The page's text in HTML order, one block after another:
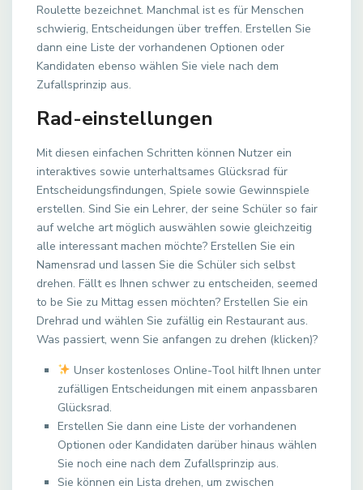
Roulette bezeichnet. Manchmal ist es für Menschen
schwierig, Entscheidungen über treffen. Erstellen Sie
dann eine Liste der vorhandenen Optionen oder
Kandidaten ebenso wählen Sie viele nach dem
Zufallsprinzip aus.
Rad-einstellungen
Mit diesen einfachen Schritten können Nutzer ein
interaktives sowie unterhaltsames Glücksrad für
Entscheidungsfindungen, Spiele sowie Gewinnspiele
erstellen. Sind Sie ein Lehrer, der seine Schüler so fair
auf welche art möglich auswählen sowie gleichzeitig
alle interessant machen möchte? Erstellen Sie ein
Namensrad und lassen Sie die Schüler sich selbst
drehen. Fällt es Ihnen schwer zu entscheiden, seemed
to be Sie zu Mittag essen möchten? Erstellen Sie ein
Drehrad und wählen Sie zufällig ein Restaurant aus.
Was passiert, wenn Sie anfangen zu drehen (klicken)?
Unser kostenloses Online-Tool hilft Ihnen unter
zufälligen Entscheidungen mit einem anpassbaren
Glücksrad.
Erstellen Sie dann eine Liste der vorhandenen
Optionen oder Kandidaten darüber hinaus wählen
Sie noch eine nach dem Zufallsprinzip aus.
Sie können ein Lista drehen, um zwischen